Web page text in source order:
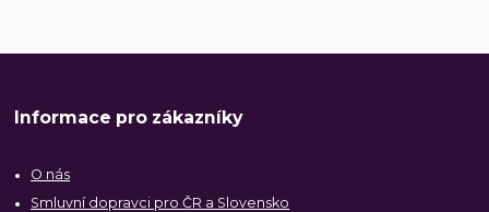
Informace pro zákazníky
O nás
Smluvní dopravci pro ČR a Slovensko